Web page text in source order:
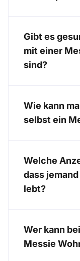
Gibt es
mit einer
sind?
Wie kann
selbst ein
Welche
dass
lebt?
Wer kann
Messie